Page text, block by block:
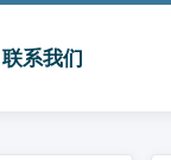
联系我们